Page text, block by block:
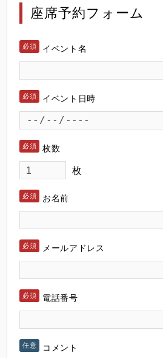
座席予約フォーム
イベント名
イベント日時
枚数
枚
お名前
メールアドレス
電話番号
コメント